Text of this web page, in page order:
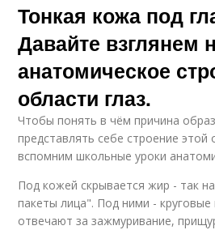
Тонкая кожа под
Давайте взглянем
анатомическое
области глаз.
Чтобы понять в чём причина
представлять себе строение этой
вспомним школьные уроки
Под кожей скрывается жир - так
пакеты лица". Под ними -
отвечают за зажмуривание,